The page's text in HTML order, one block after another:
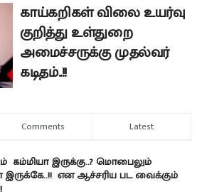
காய்கறிகள் விலை உயர்வு
குறித்து உள்துறை
அமைச்சருக்கு முதல்வர்
கடிதம்..!!
Comments Latest
கம்மியா இருக்கு..? மொபைலும்
என ஆச்சரிய பட வைக்கும்